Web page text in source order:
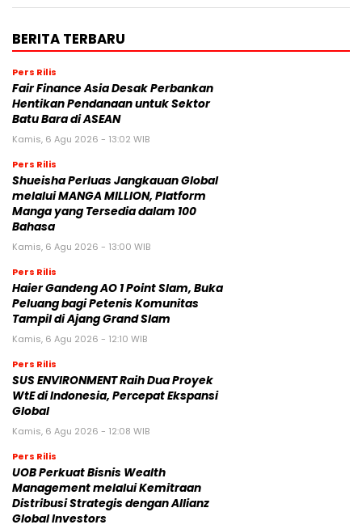
BERITA TERBARU
Pers Rilis
Fair Finance Asia Desak Perbankan
Hentikan Pendanaan untuk Sektor
Batu Bara di ASEAN
Kamis, 6 Agu 2026 - 13:02 WIB
Pers Rilis
Shueisha Perluas Jangkauan Global
melalui MANGA MILLION, Platform
Manga yang Tersedia dalam 100
Bahasa
Kamis, 6 Agu 2026 - 13:00 WIB
Pers Rilis
Haier Gandeng AO 1 Point Slam, Buka
Peluang bagi Petenis Komunitas
Tampil di Ajang Grand Slam
Kamis, 6 Agu 2026 - 12:10 WIB
Pers Rilis
SUS ENVIRONMENT Raih Dua Proyek
WtE di Indonesia, Percepat Ekspansi
Global
Kamis, 6 Agu 2026 - 12:08 WIB
Pers Rilis
UOB Perkuat Bisnis Wealth
Management melalui Kemitraan
Distribusi Strategis dengan Allianz
Global Investors